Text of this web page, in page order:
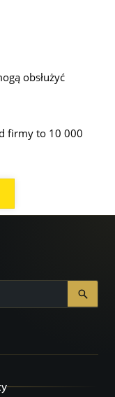
obsłużyć
firmy to 10 000